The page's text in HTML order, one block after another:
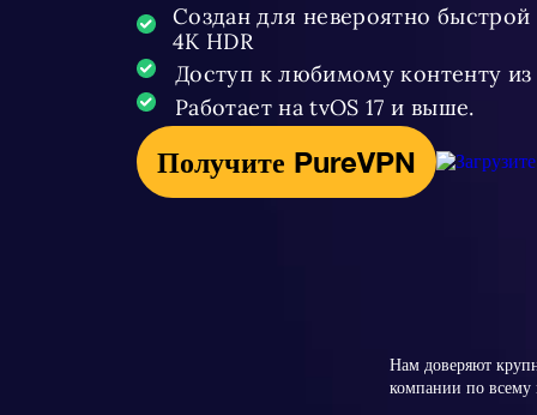
Создан для невероятно
4K HDR
Доступ к любимому контенту
Работает на tvOS 17 и выше.
Получите PureVPN
Нам доверяют
компании по всему